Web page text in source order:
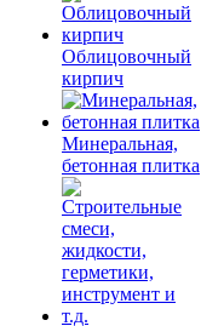
Облицовочный
кирпич
Минеральная,
бетонная плитка